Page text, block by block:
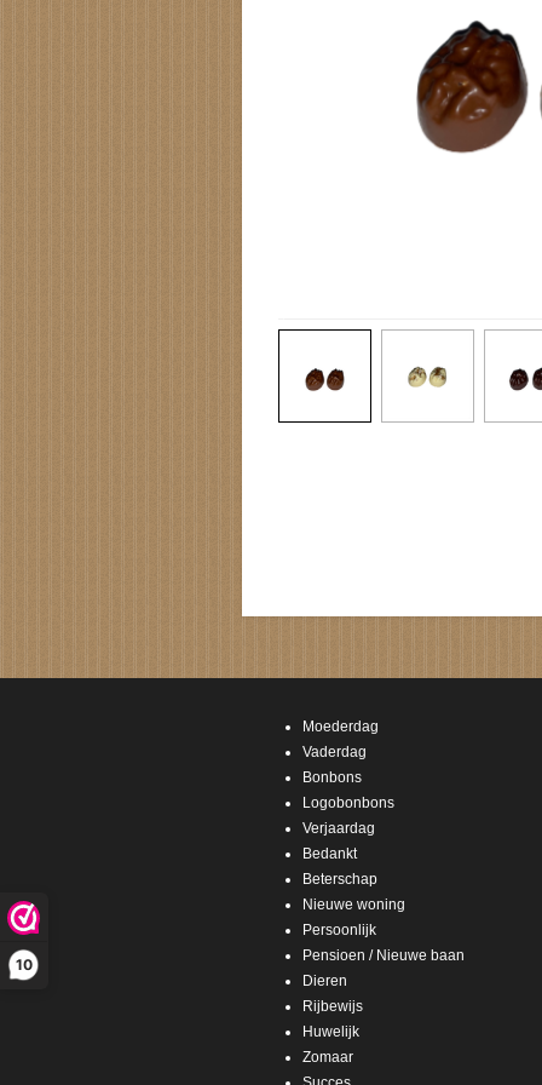
10
Moederdag
Vaderdag
Bonbons
Logobonbons
Verjaardag
Bedankt
Beterschap
Nieuwe woning
Persoonlijk
Pensioen / Nieuwe baan
Dieren
Rijbewijs
Huwelijk
Zomaar